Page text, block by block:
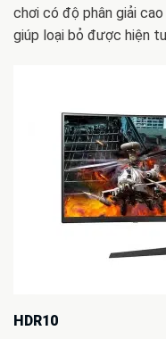
chơi có độ phân giải
giúp loại bỏ được hiện
HDR10